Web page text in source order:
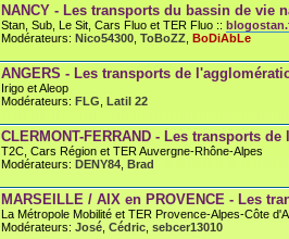
NANCY - Les transports du bassin de vie
Stan, Sub, Le Sit, Cars Fluo et TER Fluo ::
Modérateurs: Nico54300 ToBoZZ BoDiAbLe
ANGERS - Les transports de
Irigo et Aleop
Modérateurs: FLG Latil 22
CLERMONT-FERRAND - Les transports
T2C, Cars Région et TER Auvergne-Rhône-Alpes
Modérateurs: DENY84 Brad
MARSEILLE / AIX en PROVENCE - Les
La Métropole Mobilité et TER Provence-Alpes-Côte
Modérateurs: José Cédric sebcer13010